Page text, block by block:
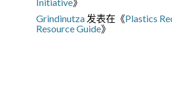
Grindinutza 发表在《Plastics
Resource Guide》